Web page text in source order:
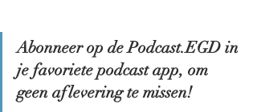
Abonneer op de Podcast.EGD in
je favoriete podcast app, om
geen aflevering te missen!